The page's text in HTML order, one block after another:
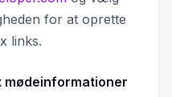
for at oprette
links.
mødeinformationer